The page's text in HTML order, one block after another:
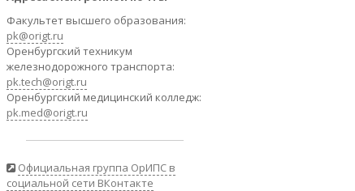
Факультет высшего образования:
pk@origt.ru
Оренбургский техникум
железнодорожного транспорта:
pk.tech@origt.ru
Оренбургский медицинский колледж:
pk.med@origt.ru
Официальная группа ОрИПС в
социальной сети ВКонтакте